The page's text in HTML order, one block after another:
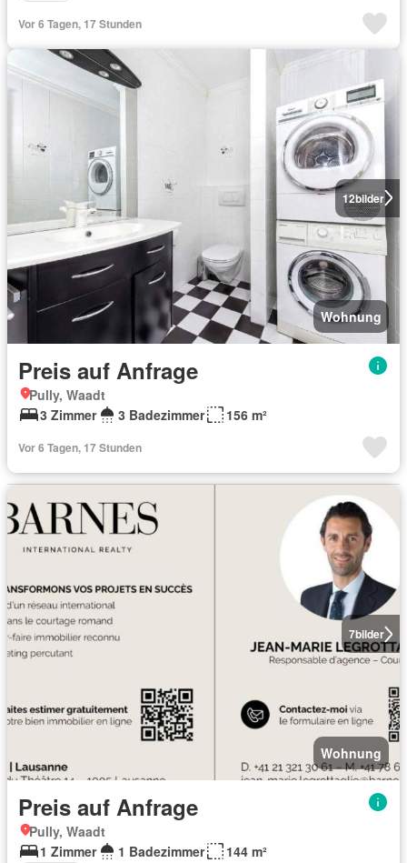
Vor 6 Tagen, 17 Stunden
12bilder
Wohnung
Preis auf Anfrage
Pully, Waadt
3 Zimmer
3 Badezimmer 156 m²
Vor 6 Tagen, 17 Stunden
7bilder
Wohnung
Preis auf Anfrage
Pully, Waadt
1 Zimmer
1 Badezimmer
144 m²